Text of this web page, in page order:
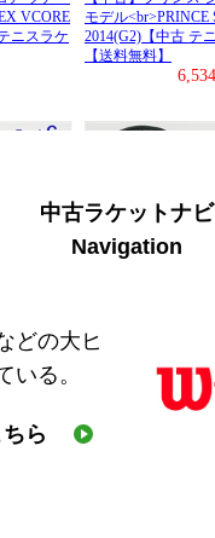
中古ラケットナビ
Navigation
どの大ヒ
いる。
ら